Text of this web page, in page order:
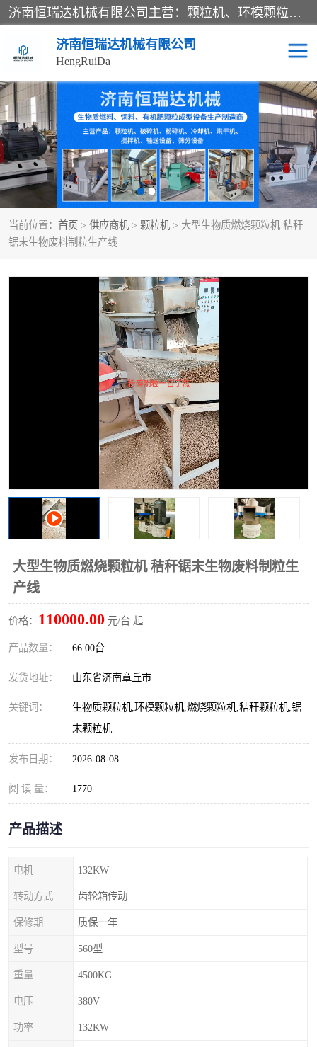
济南恒瑞达机械有限公司主营：颗粒机、环模颗粒机、平模颗粒机、粉碎机、滚筒筛分机、冷却机、颗粒燃烧机、生物质颗粒机、木屑颗粒机、秸秆颗粒机、饲料颗粒机、燃料颗粒机、木材粉碎机、秸秆粉碎机、饲料粉碎机、颗粒冷却机、锯末滚筒筛、锤片粉碎机、滚筒筛、搅拌机等产品。
济南恒瑞达机械有限公司
HengRuiDa
当前位置： 首页 > 供应商机 > 颗粒机 > 大型生物质燃烧颗粒机 秸秆
锯末生物废料制粒生产线
大型生物质燃烧颗粒机 秸秆锯末生物废料制粒生
产线
价格： 110000.00 元/台 起
产品数量： 66.00台
发货地址： 山东省济南章丘市
关键词：
生物质颗粒机,环模颗粒机,燃烧颗粒机,秸秆颗粒机,锯
末颗粒机
发布日期： 2026-08-08
阅 读 量： 1770
产品描述
电机 132KW
转动方式 齿轮箱传动
保修期 质保一年
型号 560型
重量 4500KG
电压 380V
功率 132KW
颗粒机 环模颗粒机
平模颗粒机 生物质颗粒机
秸秆颗粒机 饲料颗粒机
燃料颗粒机 木屑颗粒机
锤片粉碎机
冷却机
颗粒燃烧机
滚筒筛分机